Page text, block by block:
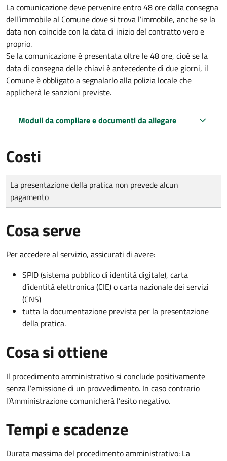
La comunicazione deve pervenireentro 48 oredalla consegna
dell’immobile al Comune dove si trova l’immobile, anche se la
data non coincide con la data di inizio del contratto vero e
proprio.
Se la comunicazione è presentata oltre le 48 ore, cioè se la
data di consegna delle chiavi è antecedente di due giorni, il
Comune è obbligato a segnalarlo alla polizia locale che
applicherà le sanzioni previste.
Moduli da compilare e documenti da allegare
Costi
Tipo di pagamento
Importo
La presentazione della pratica non prevede alcun
pagamento
Cosa serve
Per accedere al servizio, assicurati di avere:
SPID (sistema pubblico di identità digitale), carta
d’identità elettronica (CIE) o carta nazionale dei servizi
(CNS)
tutta la documentazione prevista per la presentazione
della pratica.
Cosa si ottiene
Il procedimento amministrativo si conclude positivamente
senza l’emissione di un provvedimento. In caso contrario
l’Amministrazione comunicherà l’esito negativo.
Tempi e scadenze
Durata massima del procedimento amministrativo: La